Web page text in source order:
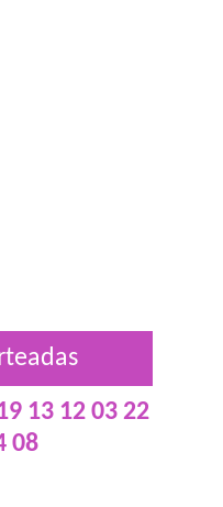
13 12 03 22
08